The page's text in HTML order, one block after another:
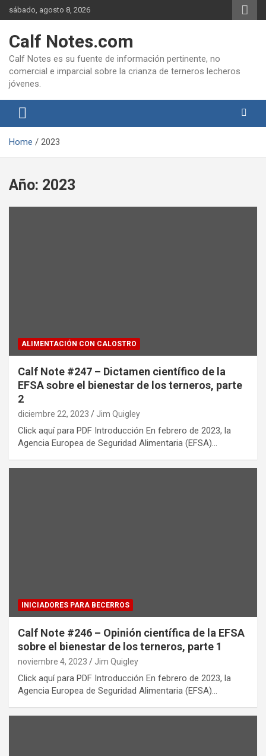
Skip
to
sábado, agosto 8, 2026
Calf Notes.com
Calf Notes es su fuente de información pertinente, no
comercial e imparcial sobre la crianza de terneros lecheros
jóvenes.
Home 2023
Año: 2023
ALIMENTACIÓN CON CALOSTRO
Calf Note #247 – Dictamen científico de la
EFSA sobre el bienestar de los terneros, parte
2
diciembre 22, 2023 Jim Quigley
Click aquí para PDF Introducción En febrero de 2023, la
Agencia Europea de Seguridad Alimentaria (EFSA)…
INICIADORES PARA BECERROS
Calf Note #246 – Opinión científica de la EFSA
sobre el bienestar de los terneros, parte 1
noviembre 4, 2023 Jim Quigley
Click aquí para PDF Introducción En febrero de 2023, la
Agencia Europea de Seguridad Alimentaria (EFSA)…